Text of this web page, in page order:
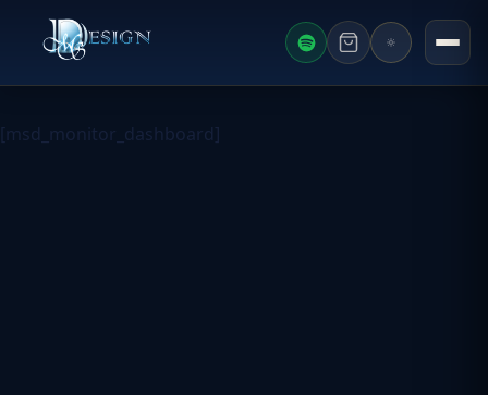
AKTUELLES
[msd_monitor_dashboard]